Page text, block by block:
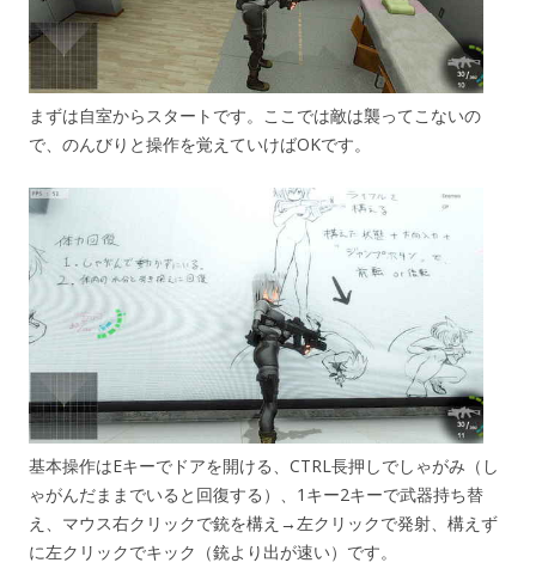
まずは自室からスタートです。ここでは敵は襲ってこないの
で、のんびりと操作を覚えていけばOKです。
基本操作はEキーでドアを開ける、CTRL長押しでしゃがみ（し
ゃがんだままでいると回復する）、1キー2キーで武器持ち替
え、マウス右クリックで銃を構え→左クリックで発射、構えず
に左クリックでキック（銃より出が速い）です。